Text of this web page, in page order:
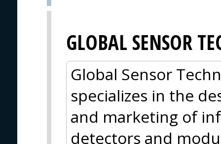
GLOBAL SENSOR
Global Sensor
specializes in the
and marketing of
detectors and